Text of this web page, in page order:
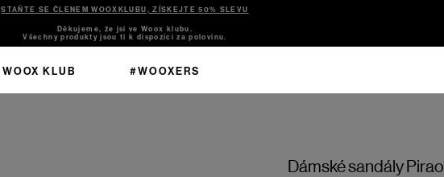
STAŇTE SE ČLENEM WOOXKLUBU, ZÍSKEJTE 50% SLEVU
Děkujeme, že jsi ve Woox klubu.
Všechny produkty jsou ti k dispozici za polovinu.
WOOX KLUB #WOOXERS
Dámské sandály Pirao